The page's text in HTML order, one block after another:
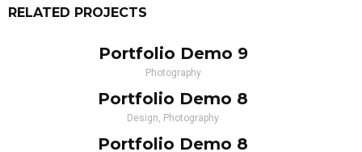
RELATED PROJECTS
Portfolio Demo 9
Photography
Portfolio Demo 8
Design, Photography
Portfolio Demo 8